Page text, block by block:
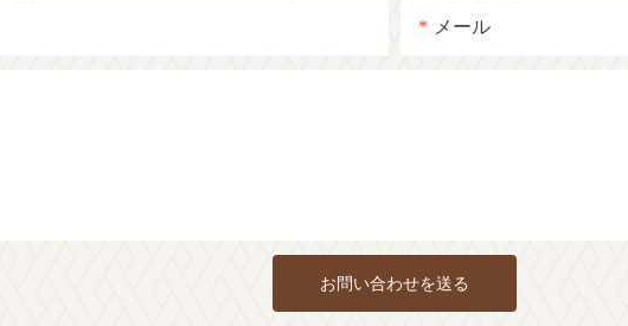
メール
お問い合わせを送る